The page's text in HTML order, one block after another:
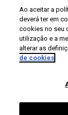
Universidade de
Ao aceitar a
deverá ter em
cookies no seu
utilização e a
alterar as
de cookies